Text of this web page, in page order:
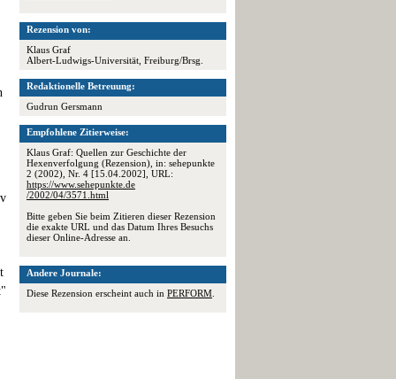
Rezension von:
Klaus Graf
Albert-Ludwigs-Universität, Freiburg/Brsg.
Redaktionelle Betreuung:
Gudrun Gersmann
Empfohlene Zitierweise:
Klaus Graf: Quellen zur Geschichte der
Hexenverfolgung (Rezension), in: sehepunkte
2 (2002), Nr. 4 [15.04.2002], URL:
https://www.sehepunkte.de
/2002/04/3571.html
Bitte geben Sie beim Zitieren dieser Rezension
die exakte URL und das Datum Ihres Besuchs
dieser Online-Adresse an.
Andere Journale:
Diese Rezension erscheint auch in PERFORM